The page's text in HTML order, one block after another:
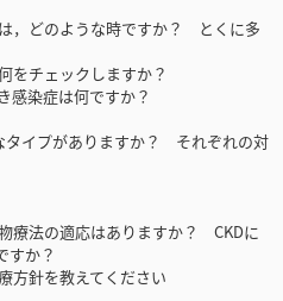
どのような時ですか？ とくに多
チェックしますか？
染症は何ですか？
プがありますか？ それぞれの対
法の適応はありますか？ CKDに
すか？
針を教えてください